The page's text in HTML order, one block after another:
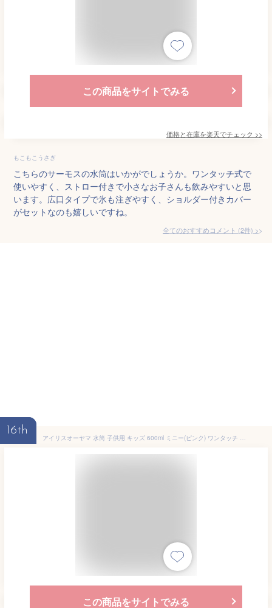
この商品をサイトでみる
価格と在庫を楽天でチェック >>
もこもこうさぎ
こちらのサーモスの水筒はいかがでしょうか。ワンタッチ式で
使いやすく、ストロー付きで小さなお子さんも飲みやすいと思
います。広口タイプで氷も注ぎやすく、ショルダー付きカバー
がセットなのも嬉しいですね。
全てのおすすめコメント (2件) >
16th
アイリスオーヤマ 水筒 子供用 キッズ 600ml ミニー(ピンク) ワンタッチ 直飲み 保冷 ディズニー 真空断熱6時間冷たさキープ 嬉しいポーチ&ストラップ付き 持ちやすいハンドストラップ ごくごく飲める お手入れ簡単 通園や通学に 軽量 スポーツボトル かわいい 大きな氷もラクラク入る 幼稚園 保育園 小学生 キュートなデザイン キャラクター ネーム欄付き 0.6L NDDB-600
この商品をサイトでみる